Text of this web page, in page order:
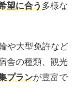
望に合う多様な
や大型免許など
舎の種類、観光
プランが豊富で